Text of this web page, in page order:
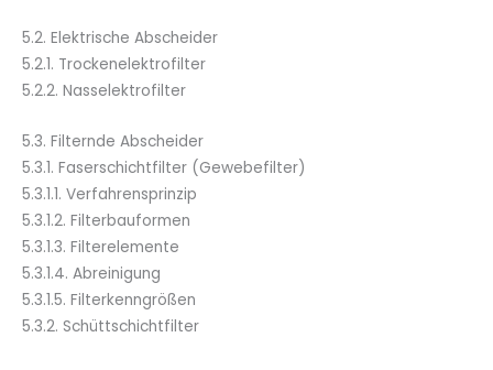
5.2. Elektrische Abscheider
5.2.1. Trockenelektrofilter
5.2.2. Nasselektrofilter
5.3. Filternde Abscheider
5.3.1. Faserschichtfilter (Gewebefilter)
5.3.1.1. Verfahrensprinzip
5.3.1.2. Filterbauformen
5.3.1.3. Filterelemente
5.3.1.4. Abreinigung
5.3.1.5. Filterkenngrößen
5.3.2. Schüttschichtfilter